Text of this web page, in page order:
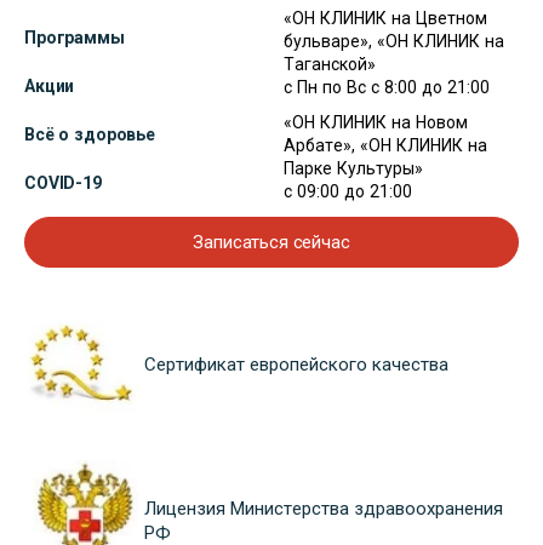
Программы
Акции
Всё о здоровье
COVID-19
«ОН КЛИНИК на Цветном
бульваре», «ОН КЛИНИК на
Таганской»
с Пн по Вс с 8:00 до 21:00
«ОН КЛИНИК на Новом
Арбате», «ОН КЛИНИК на
Парке Культуры»
с 09:00 до 21:00
Записаться сейчас
Сертификат европейского качества
Лицензия Министерства здравоохранения
РФ